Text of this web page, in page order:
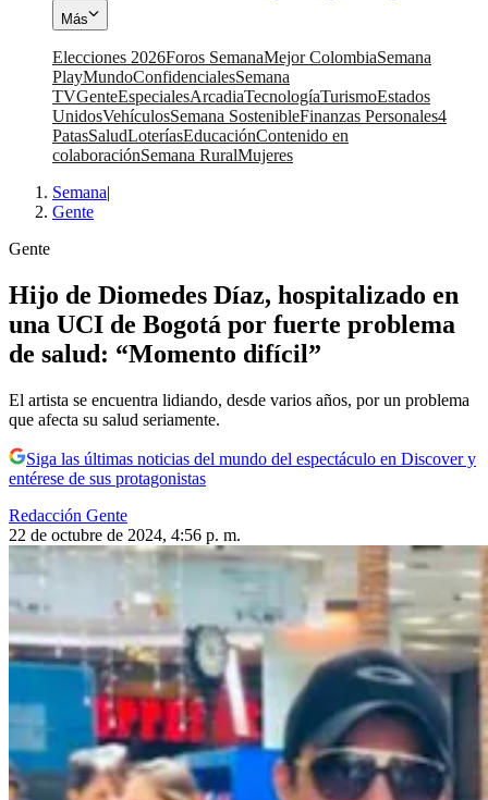
Más
Elecciones 2026Foros SemanaMejor ColombiaSemana
PlayMundoConfidencialesSemana
TVGenteEspecialesArcadiaTecnologíaTurismoEstados
UnidosVehículosSemana SostenibleFinanzas Personales4
PatasSaludLoteríasEducaciónContenido en
colaboraciónSemana RuralMujeres
Semana|
Gente
Gente
Hijo de Diomedes Díaz, hospitalizado en
una UCI de Bogotá por fuerte problema
de salud: “Momento difícil”
El artista se encuentra lidiando, desde varios años, por un problema
que afecta su salud seriamente.
Siga las últimas noticias del mundo del espectáculo en Discover y
entérese de sus protagonistas
Redacción Gente
22 de octubre de 2024, 4:56 p. m.